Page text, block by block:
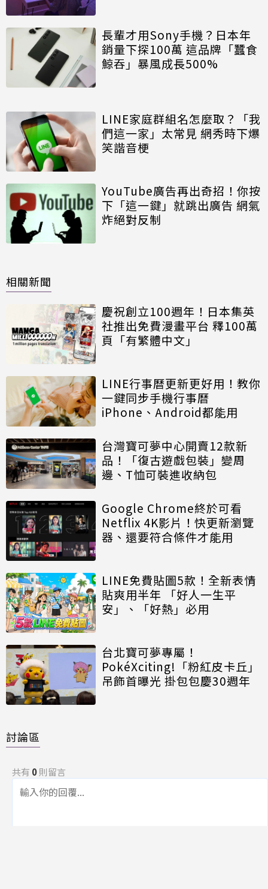
長輩才用Sony手機？日本年
銷量下探100萬 這品牌「蠶食
鯨吞」暴風成長500%
LINE家庭群組名怎麼取？「我
們這一家」太常見 網秀時下爆
笑諧音梗
YouTube廣告再出奇招！你按
下「這一鍵」就跳出廣告 網氣
炸絕對反制
相關新聞
慶祝創立100週年！日本集英
社推出免費漫畫平台 釋100萬
頁「有繁體中文」
LINE行事曆更新更好用！教你
一鍵同步手機行事曆
iPhone、Android都能用
台灣寶可夢中心開賣12款新
品！「復古遊戲包裝」變周
邊、T恤可裝進收納包
Google Chrome終於可看
Netflix 4K影片！快更新瀏覽
器、還要符合條件才能用
LINE免費貼圖5款！全新表情
貼爽用半年 「好人一生平
安」、「好熱」必用
台北寶可夢專屬！
PokéXciting!「粉紅皮卡丘」
吊飾首曝光 掛包包慶30週年
討論區
共有 0則留言